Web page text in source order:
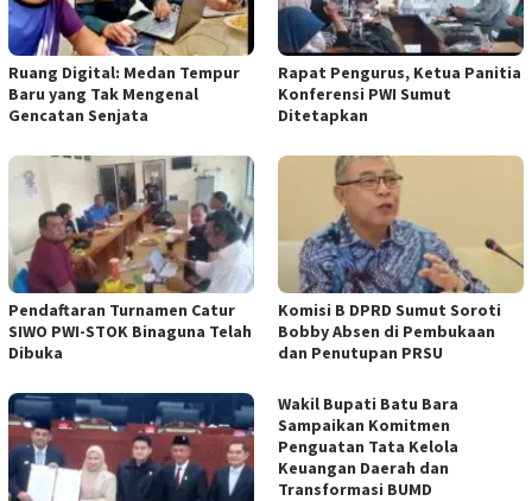
Ruang Digital: Medan Tempur
Baru yang Tak Mengenal
Gencatan Senjata
Rapat Pengurus, Ketua Panitia
Konferensi PWI Sumut
Ditetapkan
Pendaftaran Turnamen Catur
SIWO PWI-STOK Binaguna Telah
Dibuka
Komisi B DPRD Sumut Soroti
Bobby Absen di Pembukaan
dan Penutupan PRSU
Wakil Bupati Batu Bara
Sampaikan Komitmen
Penguatan Tata Kelola
Keuangan Daerah dan
Transformasi BUMD